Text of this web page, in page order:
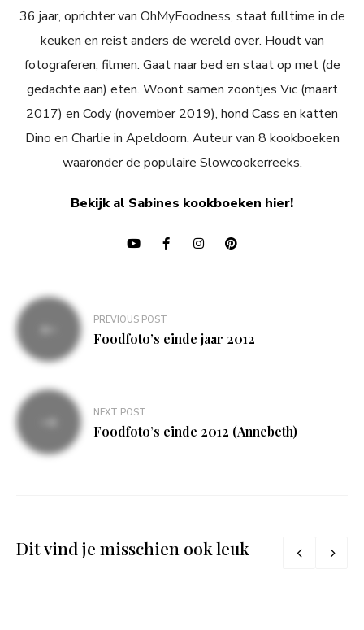
36 jaar, oprichter van OhMyFoodness, staat fulltime in de
keuken en reist anders de wereld over. Houdt van
fotograferen, filmen. Gaat naar bed en staat op met (de
gedachte aan) eten. Woont samen zoontjes Vic (maart
2017) en Cody (november 2019), hond Cass en katten
Dino en Charlie in Apeldoorn. Auteur van 8 kookboeken
waaronder de populaire Slowcookerreeks.
Bekijk al Sabines kookboeken hier!
Bericht
navigatie
PREVIOUS POST
Foodfoto’s einde jaar 2012
NEXT POST
Foodfoto’s einde 2012 (Annebeth)
Dit vind je misschien ook leuk